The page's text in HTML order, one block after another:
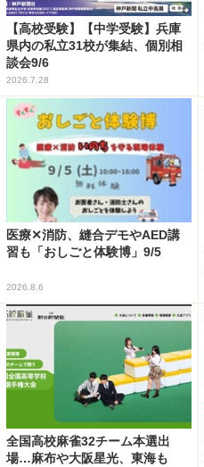
【高校受験】【中学受験】兵庫
県内の私立31校が集結、個別相
談会9/6
2026.7.28
医療✕消防、縫合デモやAED講
習も「おしごと体験博」9/5
2026.8.6
全国高校麻雀32チーム本選出
場…麻布や大阪星光、東海も